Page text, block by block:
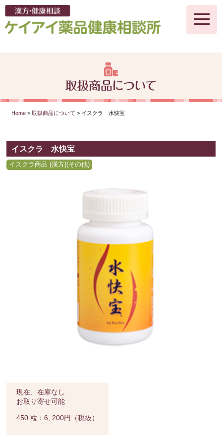
toggle
Home >取扱商品について > イスクラ 水快宝
イスクラ 水快宝
イスクラ商品 (漢方)(その他)
現在、在庫なし
お取り寄せ可能
450 粒：6, 200円（税抜）